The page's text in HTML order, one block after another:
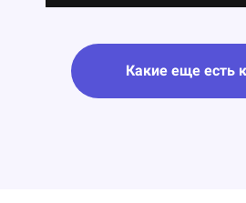
Какие еще есть